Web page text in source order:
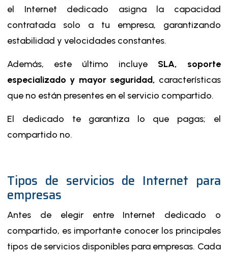
el Internet dedicado asigna la capacidad
contratada solo a tu empresa, garantizando
estabilidad y velocidades constantes.
Además, este último incluye SLA, soporte
especializado y mayor seguridad, características
que no están presentes en el servicio compartido.
El dedicado te garantiza lo que pagas; el
compartido no.
Tipos de servicios de Internet para
empresas
Antes de elegir entre Internet dedicado o
compartido, es importante conocer los principales
tipos de servicios disponibles para empresas. Cada